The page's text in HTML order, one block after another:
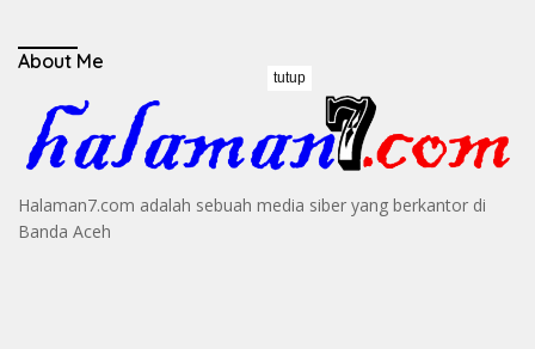
About Me
Halaman7.com adalah sebuah media siber yang berkantor di
Banda Aceh
tutup